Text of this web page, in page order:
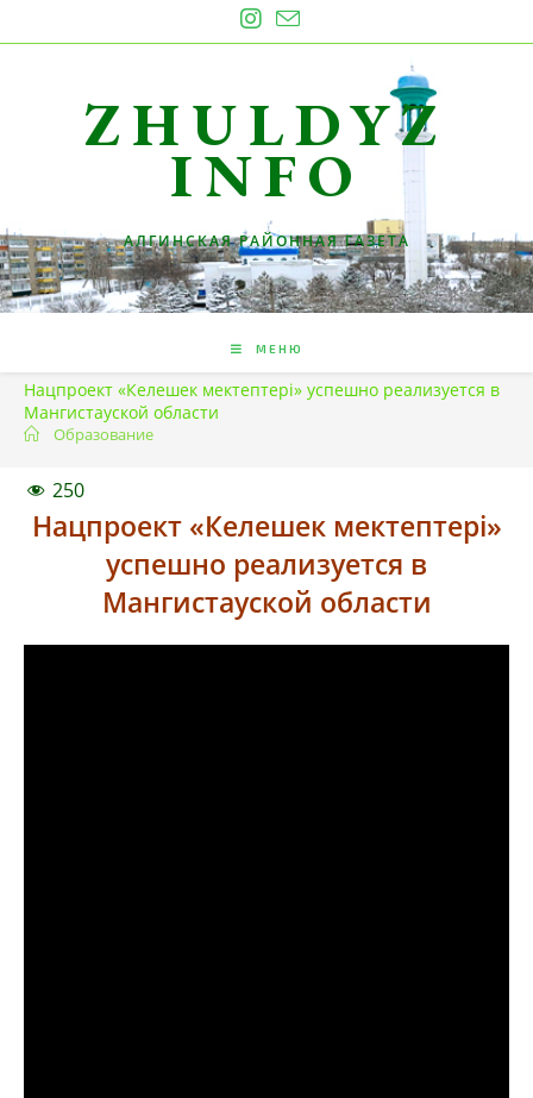
к
ZHULDYZ
INFO
АЛГИНСКАЯ РАЙОННАЯ ГАЗЕТА
МЕНЮ
Нацпроект «Келешек мектептері» успешно реализуется в
Мангистауской области
Образование
250
Нацпроект «Келешек мектептері»
успешно реализуется в
Мангистауской области